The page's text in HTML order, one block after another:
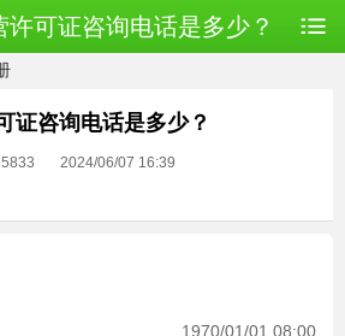
可证咨询电话是多少？
证咨询电话是多少？
2024/06/07 16:39
1970/01/01 08:00